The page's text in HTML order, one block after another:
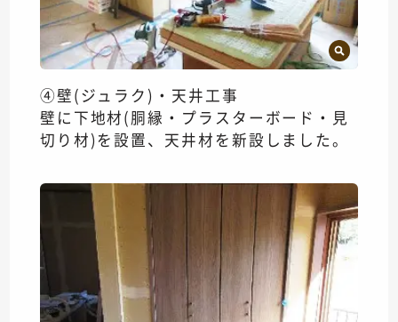
④壁(ジュラク)・天井工事
壁に下地材(胴縁・プラスターボード・見
切り材)を設置、天井材を新設しました。